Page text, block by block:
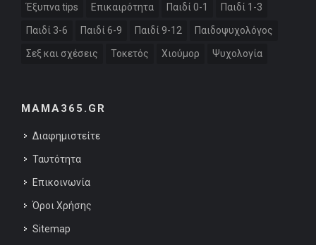
Έξυπνα tips Επικαιρότητα Παιδί 0-1 Παιδί 1-3
Παιδί 3-6 Παιδί 6-9 Παιδί 9-12 Παιδοψυχολόγος
Σεξ και σχέσεις Τοκετός Χιούμορ Ψυχολογία
MAMA365.GR
Διαφημιστείτε
Ταυτότητα
Επικοινωνία
Όροι Χρήσης
Sitemap